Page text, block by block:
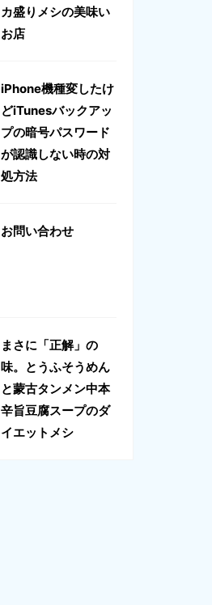
カ盛りメシの美味い
お店
iPhone機種変したけ
どiTunesバックアッ
プの暗号パスワード
が認識しない時の対
処方法
お問い合わせ
まさに「正解」の
味。とうふそうめん
と蒙古タンメン中本
辛旨豆腐スープのダ
イエットメシ